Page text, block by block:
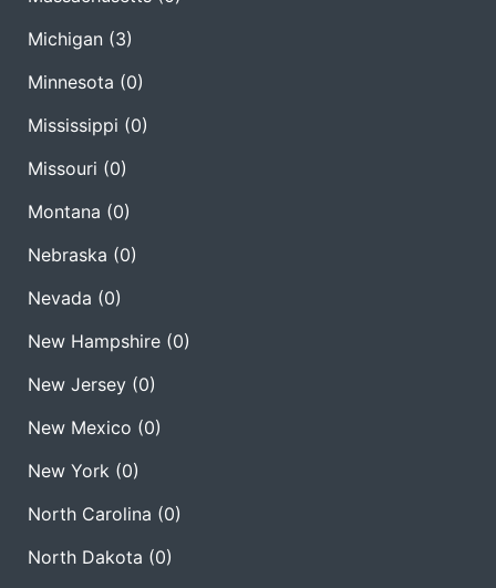
Michigan (3)
Minnesota (0)
Mississippi (0)
Missouri (0)
Montana (0)
Nebraska (0)
Nevada (0)
New Hampshire (0)
New Jersey (0)
New Mexico (0)
New York (0)
North Carolina (0)
North Dakota (0)